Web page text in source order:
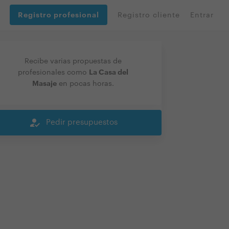
Registro profesional Registro cliente Entrar
Recibe varias propuestas de
profesionales como
La Casa del
Masajeen pocas horas.
how_to_reg Pedir presupuestos